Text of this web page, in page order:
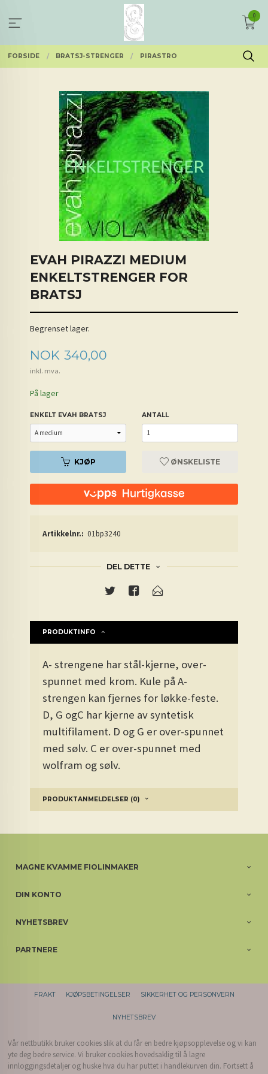
innholdet
0
FORSIDE BRATSJ-STRENGER PIRASTRO
EVAH PIRAZZI MEDIUM
ENKELTSTRENGER FOR
BRATSJ
Begrenset lager.
Pris
NOK 340,00
inkl. mva.
På lager
ENKELT EVAH BRATSJ ANTALL
KJØP ØNSKELISTE
Artikkelnr.: 01bp3240
DEL DETTE
PRODUKTINFO
A- strengene har stål-kjerne, over-
spunnet med krom. Kule på A-
strengen kan fjernes for løkke-feste.
D, G ogC har kjerne av syntetisk
multifilament. D og G er over-spunnet
med sølv. C er over-spunnet med
wolfram og sølv.
PRODUKTANMELDELSER (0)
MAGNE KVAMME FIOLINMAKER
DIN KONTO
NYHETSBREV
PARTNERE
FRAKT KJØPSBETINGELSER SIKKERHET OG PERSONVERN
NYHETSBREV
Vår nettbutikk bruker cookies slik at du får en bedre kjøpsopplevelse og vi kan
yte deg bedre service. Vi bruker cookies hovedsaklig til å lagre
innloggingsdetaljer og huske hva du har puttet i handlekurven din. Fortsett å